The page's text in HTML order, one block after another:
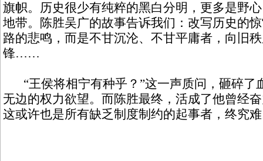
旗帜。历史很少有纯粹的黑白分明，更多是野
地带。陈胜吴广的故事告诉我们：改写历史的
路的悲鸣，而是不甘沉沦、不甘平庸者，向旧
锋……
“王侯将相宁有种乎？”这一声质问，砸碎了
无边的权力欲望。而陈胜最终，活成了他曾经
这或许也是所有缺乏制度制约的起事者，终究